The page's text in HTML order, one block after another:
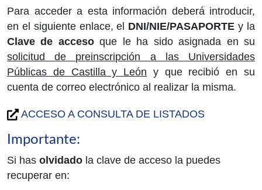
Para acceder a esta información deberá introducir,
en el siguiente enlace, el DNI/NIE/PASAPORTE y la
Clave de accesoque le ha sido asignada en su
solicitud de preinscripción a las Universidades
Públicas de Castilla y León y que recibió en su
cuenta de correo electrónico al realizar la misma.
ACCESO A CONSULTA DE LISTADOS
Importante:
Si has olvidado la clave de acceso la puedes
recuperar en: